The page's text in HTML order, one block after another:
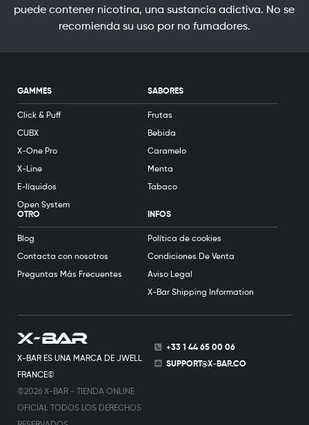
puede contener nicotina, una sustancia adictiva. No se
recomienda su uso por no fumadores.
X-BAR ES UNA MARCA DE JWELL
FRANCE©
©2026 X-BAR - TIENDA ONLINE
OFICIAL TODOS LOS DERECHOS
+33 1 44 65 00 06
SUPPORT@X-BAR.CO
GAMMES
Click & Puff
CUBX
X-One Pro
X-Line
E-líquidos
Open System
SABORES
Frutas
Bebida
Caramelo
Menta
Tabaco
OTRO
Blog
Contacta con nosotros
Preguntas Más Frecuentes
INFOS
Política de cookies
Condiciones De Venta
Aviso Legal
X-Bar Shipping Information